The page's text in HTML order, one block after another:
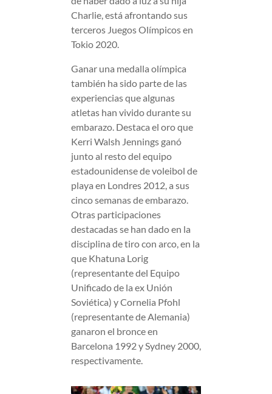
Charlie, está afrontando sus
terceros Juegos Olímpicos en
Tokio 2020.
Ganar una medalla olímpica
también ha sido parte de las
experiencias que algunas
atletas han vivido durante su
embarazo. Destaca el oro que
Kerri Walsh Jennings ganó
junto al resto del equipo
estadounidense de voleibol de
playa en Londres 2012, a sus
cinco semanas de embarazo.
Otras participaciones
destacadas se han dado en la
disciplina de tiro con arco, en la
que Khatuna Lorig
(representante del Equipo
Unificado de la ex Unión
Soviética) y Cornelia Pfohl
(representante de Alemania)
ganaron el bronce en
Barcelona 1992 y Sydney 2000,
respectivamente.